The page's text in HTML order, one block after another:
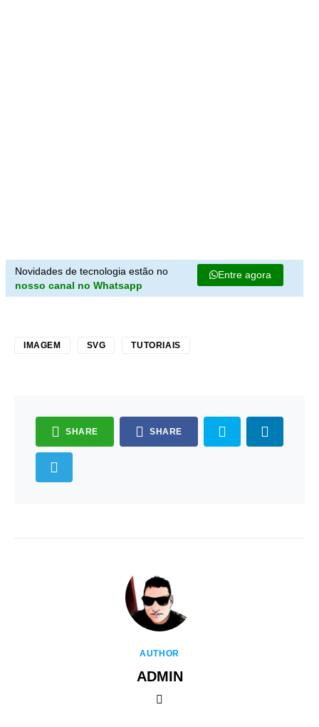
Novidades de tecnologia estão no
nosso canal no Whatsapp
Entre agora
IMAGEM SVG TUTORIAIS
SHARE SHARE
AUTHOR
ADMIN